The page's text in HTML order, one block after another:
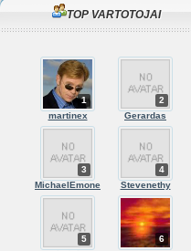
TOP VARTOTOJAI
1
martinex
2
Gerardas
3
MichaelEmone
4
Stevenethy
5
6